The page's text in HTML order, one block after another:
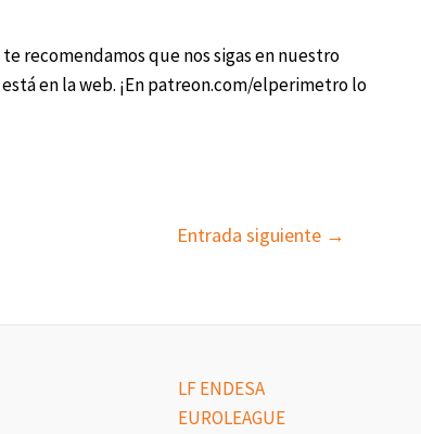
recomendamos que nos sigas en nuestro
en la web. ¡En patreon.com/elperimetro lo
Entrada siguiente →
LF ENDESA
EUROLEAGUE